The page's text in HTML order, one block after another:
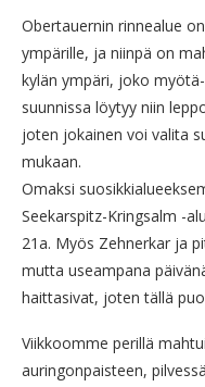
Obertauernin rinnealue
ympärille, ja niinpä on
kylän ympäri, joko
suunnissa löytyy niin
joten jokainen voi valita
mukaan.
Omaksi
Seekarspitz-Kringsalm -
21a. Myös Zehnerkar ja
mutta useampana
haittasivat, joten tällä
Viikkoomme perillä
auringonpaisteen,